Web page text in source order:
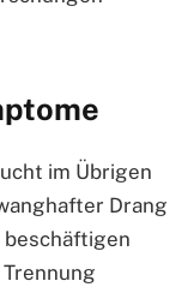
im Übrigen
Drang
beschäftigen